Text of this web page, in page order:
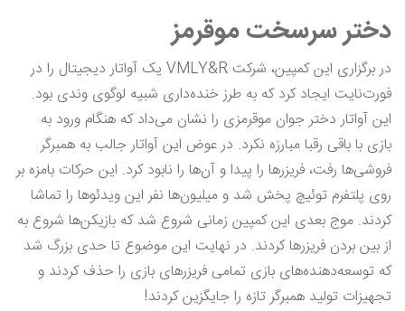
دختر سرسخت موقرمز
در برگزاری این کمپین، شرکت VMLY&R یک آواتار دیجیتال را در
فورت‌نایت ایجاد کرد که به طرز خنده‌داری شبیه لوگوی وندی بود.
این آواتار دختر جوان موقرمزی را نشان می‌داد که هنگام ورود به
بازی با باقی رقبا مبارزه نکرد. در عوض این آواتار جالب به همبرگر
فروشی‌ها رفت، فریزر‌ها را پیدا و آن‌ها را نابود کرد. این حرکات بامزه بر
روی پلتفرم توئیچ پخش شد و میلیون‌ها نفر این ویدئوها را تماشا
کردند. موج بعدی این کمپین زمانی شروع شد که بازیکن‌ها شروع به
از بین بردن فریزرها کردند. در نهایت این موضوع تا حدی بزرگ شد
که توسعه‌دهنده‌های بازی تمامی فریزر‌های بازی را حذف کردند و
تجهیزات تولید همبرگر تازه را جایگزین کردند!